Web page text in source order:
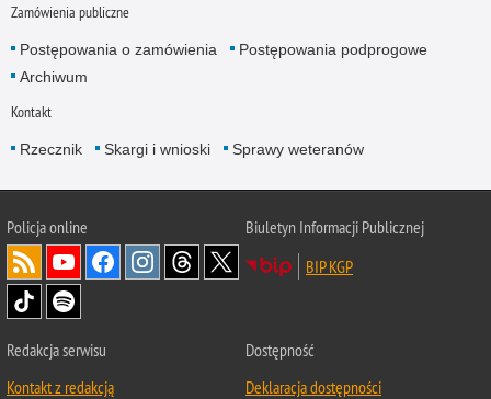
Zamówienia publiczne
Postępowania o zamówienia
Postępowania podprogowe
Archiwum
Kontakt
Rzecznik Skargi i wnioski Sprawy weteranów
Policjaonline
Biuletyn Informacji Publicznej
BIP KGP
Redakcja serwisu
Kontakt z redakcją
Dostępność
Deklaracja dostępności